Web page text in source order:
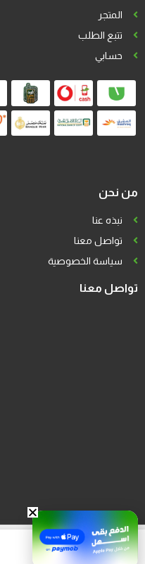
المتجر
تتبع الطلب
حسابي
من نحن
نبذه عنا
تواصل معنا
سياسة الخصوصية
تواصل معنا
2023 © Ustores جميع الحقوق محفوظة